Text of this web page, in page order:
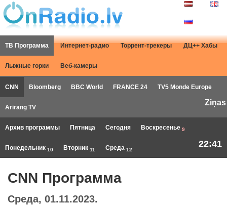
ТВ Программа Интернет-радио Торрент-трекеры ДЦ++ Хабы
Лыжные горки Веб-камеры
CNN Bloomberg BBC World FRANCE 24 TV5 Monde Europe
Arirang TV
Ziņas
Архив программы Пятница Сегодня Воскресенье 9
Понедельник 10 Вторник 11 Среда 12
22:41
CNN Программа
Среда, 01.11.2023.